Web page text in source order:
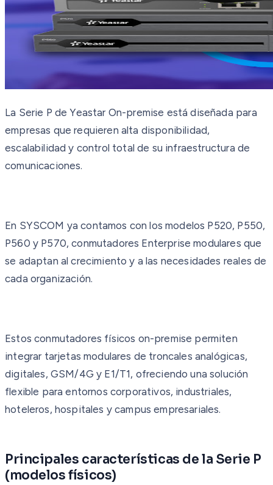
La Serie P de Yeastar On-premise está diseñada para
empresas que requieren alta disponibilidad,
escalabilidad y control total de su infraestructura de
comunicaciones.
En SYSCOM ya contamos con los modelos P520, P550,
P560 y P570, conmutadores Enterprise modulares que
se adaptan al crecimiento y a las necesidades reales de
cada organización.
Estos conmutadores físicos on-premise permiten
integrar tarjetas modulares de troncales analógicas,
digitales, GSM/4G y E1/T1, ofreciendo una solución
flexible para entornos corporativos, industriales,
hoteleros, hospitales y campus empresariales.
Principales características de la Serie P
(modelos físicos)